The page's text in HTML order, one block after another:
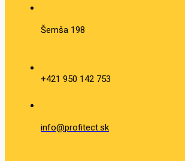
Šemša 198
+421 950 142 753
info@profitect.sk